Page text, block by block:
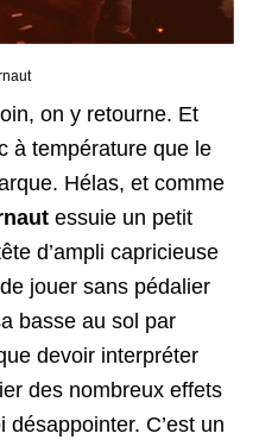
on y retourne. Et
à température que le
Hélas, et comme
essuie un petit
d’ampli capricieuse
jouer sans pédalier
basse au sol par
devoir interpréter
des nombreux effets
C’est un